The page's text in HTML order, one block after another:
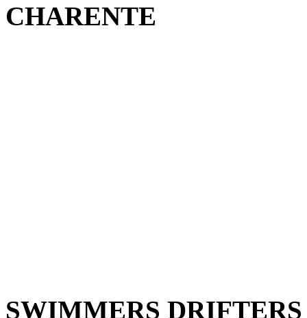
CHARENTE
SWIMMERS DRIFTERS